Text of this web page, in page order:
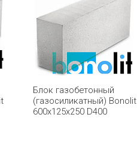
Блок газобетонный
(газосиликатный) Bonolit
600x125x250 D400